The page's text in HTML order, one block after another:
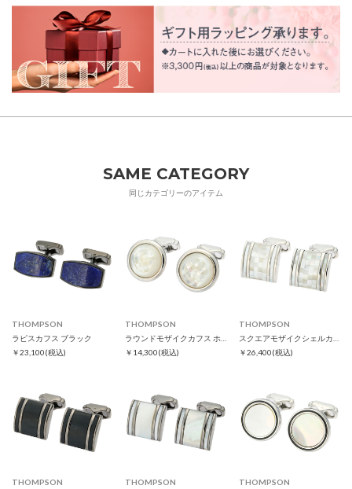
SAME CATEGORY
同じカテゴリーのアイテム
THOMPSON
ラピスカフス ブラック
￥23,100(税込)
THOMPSON
￥14,300(税込)
THOMPSON
￥26,400(税込)
THOMPSON
THOMPSON
THOMPSON